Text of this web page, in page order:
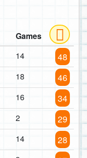
Games
14 48
18 46
16 34
2 29
14 28